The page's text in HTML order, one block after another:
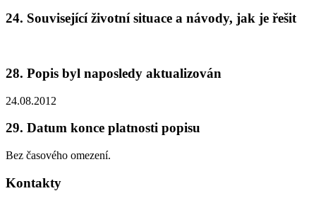
24. Související životní situace a návody, jak je řešit
28. Popis byl naposledy aktualizován
24.08.2012
29. Datum konce platnosti popisu
Bez časového omezení.
Kontakty